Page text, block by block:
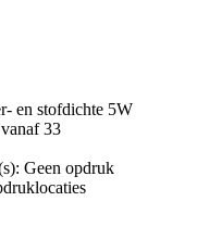
Geen opdruk